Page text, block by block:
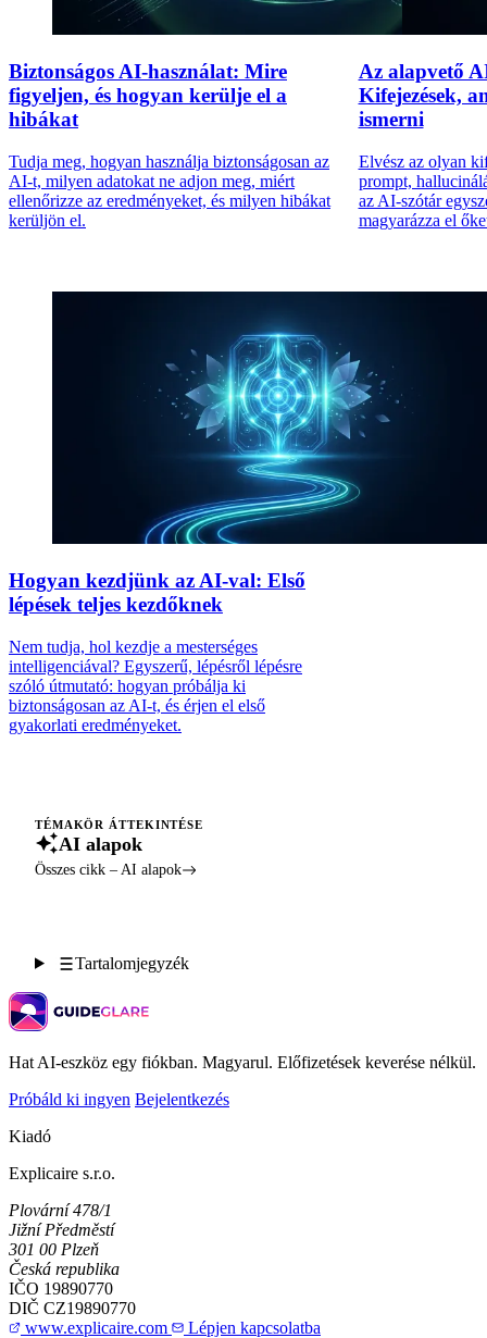
Biztonságos AI-használat: Mire
figyeljen, és hogyan kerülje el a
hibákat
Tudja meg, hogyan használja biztonságosan az
AI-t, milyen adatokat ne adjon meg, miért
ellenőrizze az eredményeket, és milyen hibákat
kerüljön el.
Az alapvető
Kifejezések,
ismerni
Elvész az olyan
prompt,
az AI-szótár
magyarázza el
Hogyan kezdjünk az AI-val: Első
lépések teljes kezdőknek
Nem tudja, hol kezdje a mesterséges
intelligenciával? Egyszerű, lépésről lépésre
szóló útmutató: hogyan próbálja ki
biztonságosan az AI-t, és érjen el első
gyakorlati eredményeket.
TÉMAKÖR ÁTTEKINTÉSE
AI alapok
Összes cikk – AI alapok
Tartalomjegyzék
Hat AI-eszköz egy fiókban. Magyarul. Előfizetések keverése nélkül.
Próbáld ki ingyen Bejelentkezés
Kiadó
Explicaire s.r.o.
Plovární 478/1
Jižní Předměstí
301 00 Plzeň
Česká republika
IČO 19890770
DIČ CZ19890770
www.explicaire.com
Lépjen kapcsolatba